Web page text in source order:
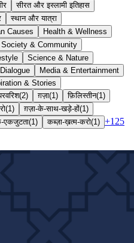
सीरत और इस्लामी इतिहास
स्थान और यात्रा
Causes
Health & Wellness
Society & Community
Science & Nature
Media & Entertainment
& Stories
(2) ग़ज़ा(1 ) फ़िलिस्तीन(1 )
(1 ) ग़ज़ा-के-साथ-खड़े-हों(1 )
एकजुटता(1 ) कब्ज़ा-ख़त्म-करो(1 ) +125